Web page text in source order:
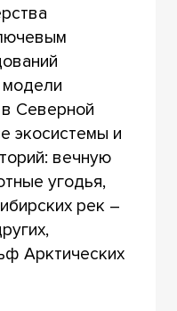
модели
Северной
экосистемы и
вечную
угодья,
рек –
Арктических